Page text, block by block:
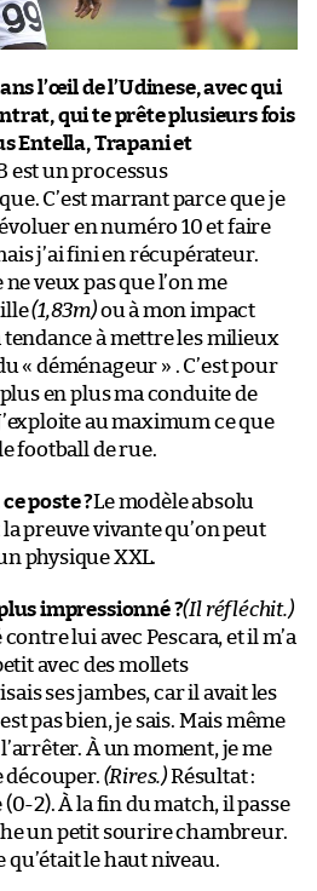
l’œil de l’Udinese, avec qui
qui te prête plusieurs fois
Entella, Trapani et
est un processus
C’est marrant parce que je
en numéro 10 et faire
j’ai fini en récupérateur.
veux pas que l’on me
(1,83m)ou à mon impact
tendance à mettre les milieux
« déménageur » . C’est pour
en plus ma conduite de
au maximum ce que
football de rue.
poste ?Le modèle absolu
la preuve vivante qu’on peut
physique XXL.
impressionné ?(Il réfléchit.)
contre lui avec Pescara, et il m’a
avec des mollets
ses jambes, car il avait les
pas bien, je sais. Mais même
À un moment, je me
découper. (Rires.)Résultat :
2). À la fin du match, il passe
un petit sourire chambreur.
qu’était le haut niveau.